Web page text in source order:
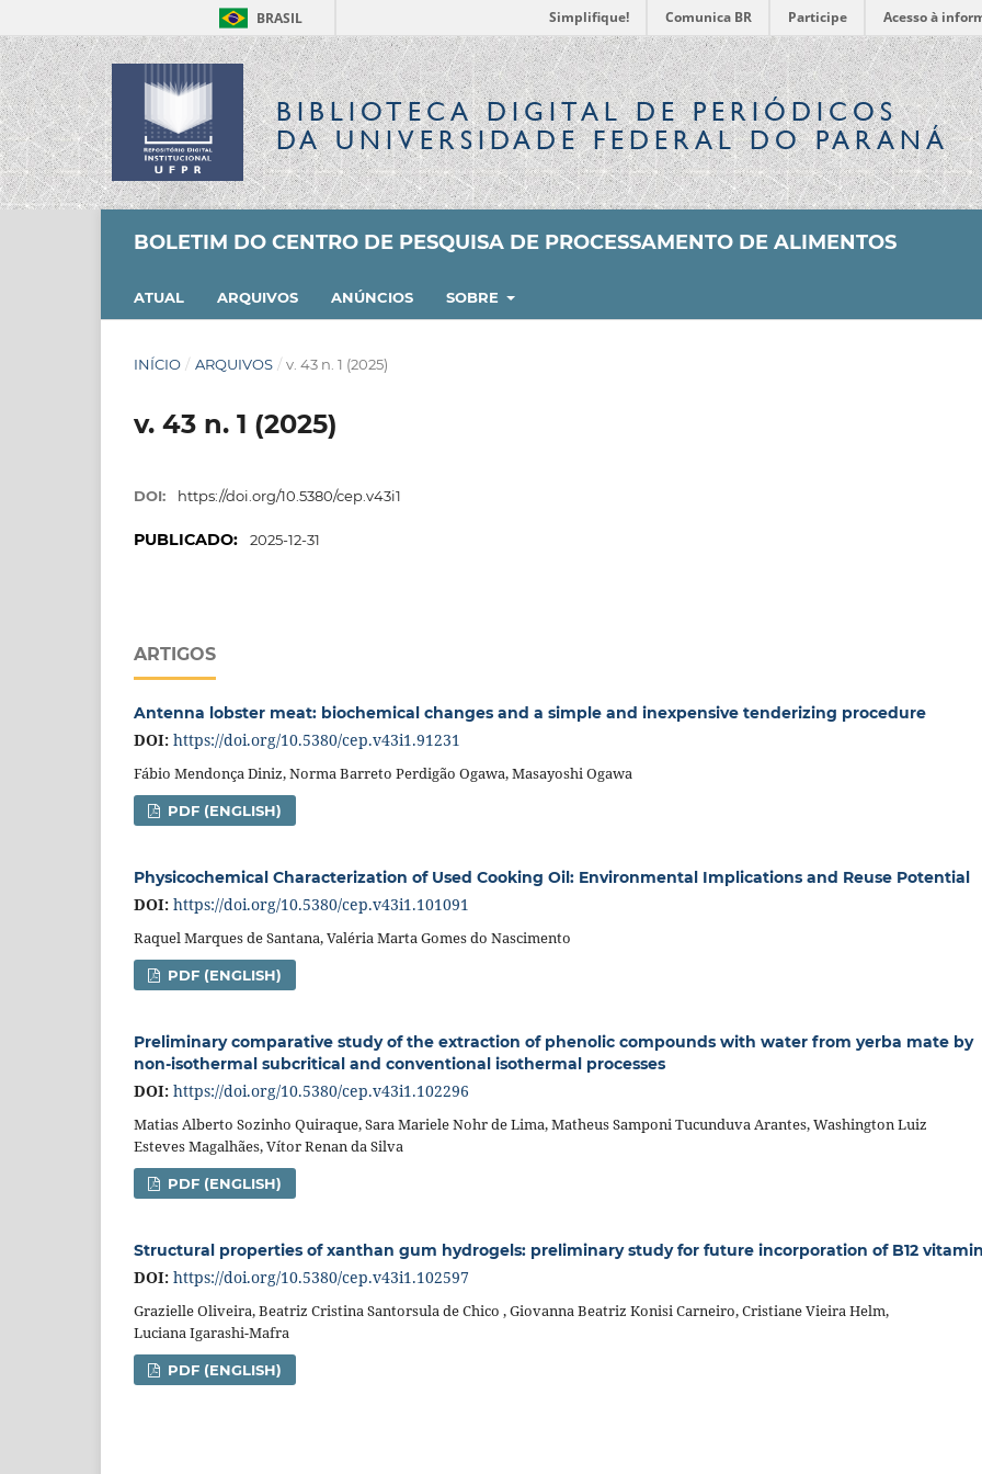
BRASIL Simplifique! Comunica BR Participe Acesso à
BIBLIOTECA DIGITALDE PERIÓDICOS
DA UNIVERSIDADE FEDERAL DO PARANÁ
BOLETIM DO CENTRO DE PESQUISA DE PROCESSAMENTO DE ALIMENTOS
ATUAL ARQUIVOS ANÚNCIOS SOBRE
INÍCIO / ARQUIVOS / v. 43 n. 1 (2025)
v. 43 n. 1 (2025)
DOI: https://doi.org/10.5380/cep.v43i1
PUBLICADO: 2025-12-31
ARTIGOS
Antenna lobster meat: biochemical changes and a simple and inexpensive tenderizing procedure
DOI: https://doi.org/10.5380/cep.v43i1.91231
Fábio Mendonça Diniz, Norma Barreto Perdigão Ogawa, Masayoshi Ogawa
PDF (ENGLISH)
Physicochemical Characterization of Used Cooking Oil: Environmental Implications and Reuse Potential
DOI: https://doi.org/10.5380/cep.v43i1.101091
Raquel Marques de Santana, Valéria Marta Gomes do Nascimento
PDF (ENGLISH)
Preliminary comparative study of the extraction of phenolic compounds with water from yerba mate by
non-isothermal subcritical and conventional isothermal processes
DOI: https://doi.org/10.5380/cep.v43i1.102296
Matias Alberto Sozinho Quiraque, Sara Mariele Nohr de Lima, Matheus Samponi Tucunduva Arantes, Washington Luiz
Esteves Magalhães, Vítor Renan da Silva
PDF (ENGLISH)
Structural properties of xanthan gum hydrogels: preliminary study for future incorporation of B12 vitamin
DOI: https://doi.org/10.5380/cep.v43i1.102597
Grazielle Oliveira, Beatriz Cristina Santorsula de Chico , Giovanna Beatriz Konisi Carneiro, Cristiane Vieira Helm,
Luciana Igarashi-Mafra
PDF (ENGLISH)